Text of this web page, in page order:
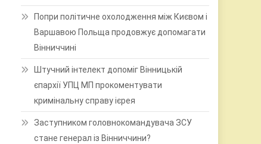
Попри політичне охолодження між Києвом і
Варшавою Польща продовжує допомагати
Вінниччині
Штучний інтелект допоміг Вінницькій
єпархії УПЦ МП прокоментувати
кримінальну справу ієрея
Заступником головнокомандувача ЗСУ
стане генерал із Вінниччини?